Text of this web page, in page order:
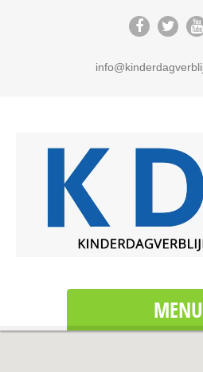
MENU